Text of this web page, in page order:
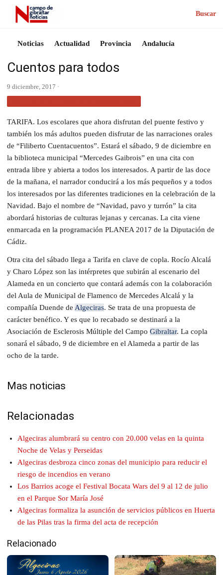
Buscar
Noticias Actualidad Provincia Andalucía
Cuentos para todos
9 diciembre, 2017 ·
TARIFA. Los escolares que ahora disfrutan del puente festivo y
también los más adultos pueden disfrutar de las narraciones orales
de “Filiberto Cuentacuentos”. Estará el sábado, 9 de diciembre en
la biblioteca municipal “Mercedes Gaibrois” en una cita con
entrada libre y abierta a todos los interesados. A partir de las doce
de la mañana, el narrador conducirá a los más pequeños y a todos
los interesados por las diferentes tradiciones en la celebración de la
Navidad. Bajo el nombre de “Navidad, pavo y turrón” la cita
abordará historias de culturas lejanas y cercanas. La cita viene
enmarcada en la programación PLANEA 2017 de la Diputación de
Cádiz.
Otra cita del sábado llega a Tarifa en clave de copla. Rocío Alcalá
y Charo López son las intérpretes que subirán al escenario del
Alameda en un concierto que contará además con la colaboración
del Aula de Municipal de Flamenco de Mercedes Alcalá y la
compañía Duende de Algeciras. Se trata de una propuesta de
carácter benéfico. Y es que lo recabado se destinará a la
Asociación de Esclerosis Múltiple del Campo Gibraltar. La copla
sonará el sábado, 9 de diciembre en el Alameda a partir de las
ocho de la tarde.
Mas noticias
Relacionadas
Algeciras alumbrará su centro con 20.000 velas en la quinta
Noche de Velas y Perseidas
Algeciras desbroza cinco zonas del municipio para reducir el
riesgo de incendios en verano
Los Barrios acoge el Festival Bocata Wars del 9 al 12 de julio
en el Parque Sor María José
Algeciras formaliza la asunción de servicios públicos en Huerta
de las Pilas tras la firma del acta de recepción
Relacionado